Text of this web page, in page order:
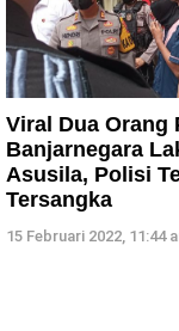
Viral Dua Orang
Banjarnegara
Asusila, Polisi
Tersangka
15 Februari 2022, 11:44